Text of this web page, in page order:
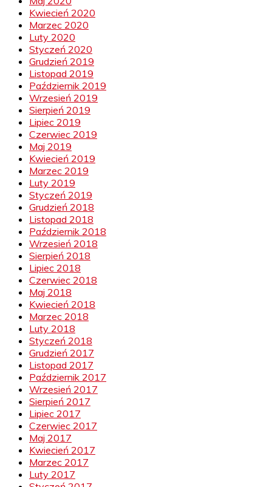
Kwiecień 2020
Marzec 2020
Luty 2020
Styczeń 2020
Grudzień 2019
Listopad 2019
Październik 2019
Wrzesień 2019
Sierpień 2019
Lipiec 2019
Czerwiec 2019
Maj 2019
Kwiecień 2019
Marzec 2019
Luty 2019
Styczeń 2019
Grudzień 2018
Listopad 2018
Październik 2018
Wrzesień 2018
Sierpień 2018
Lipiec 2018
Czerwiec 2018
Maj 2018
Kwiecień 2018
Marzec 2018
Luty 2018
Styczeń 2018
Grudzień 2017
Listopad 2017
Październik 2017
Wrzesień 2017
Sierpień 2017
Lipiec 2017
Czerwiec 2017
Maj 2017
Kwiecień 2017
Marzec 2017
Luty 2017